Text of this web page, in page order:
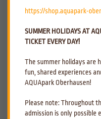
https://shop.aquapark-
SUMMER HOLIDAYS AT
TICKET EVERY DAY!
The summer holidays
fun, shared experiences
AQUApark Oberhausen!
Please note: Throughout
admission is only possible
für Sie beinhaltet:
dimensionierte Whirlpools, die
wer Wasserspaß sucht, findet
vorbei. Wir freuen uns auf Ihren
Auch in unserem Café & Bistro
Probieren Sie doch mal unser